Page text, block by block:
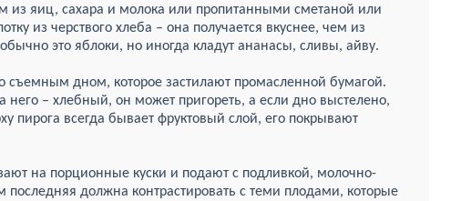
из яиц, сахара и молока или пропитанными сметаной или
из черствого хлеба – она получается вкуснее, чем из
обычно это яблоки, но иногда кладут ананасы, сливы, айву.
съемным дном, которое застилают промасленной бумагой.
него – хлебный, он может пригореть, а если дно выстелено,
пирога всегда бывает фруктовый слой, его покрывают
на порционные куски и подают с подливкой, молочно-
должна контрастировать с теми плодами, которые